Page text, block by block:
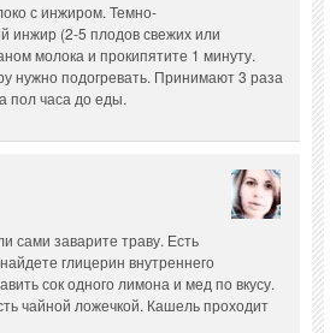
с инжиром. Темно-
инжир (2-5 плодов свежих или
молока и прокипятите 1 минуту.
нужно подогревать. Принимают 3 раза
пол часа до еды.
сами заварите траву. Есть
глицерин внутреннего
сок одного лимона и мед по вкусу.
чайной ложечкой. Кашель проходит